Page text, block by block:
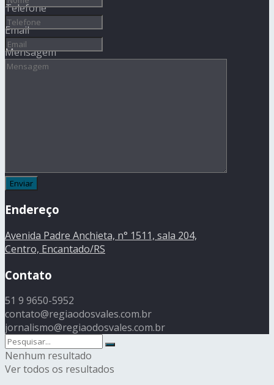
Telefone
Email
Mensagem
Endereço
Avenida Padre Anchieta, n° 1511, sala 204,
Centro, Encantado/RS
Contato
51 9 9650-5952
contato@regiaodosvales.com.br
jornalismo@regiaodosvales.com.br
Nenhum resultado
Ver todos os resultados